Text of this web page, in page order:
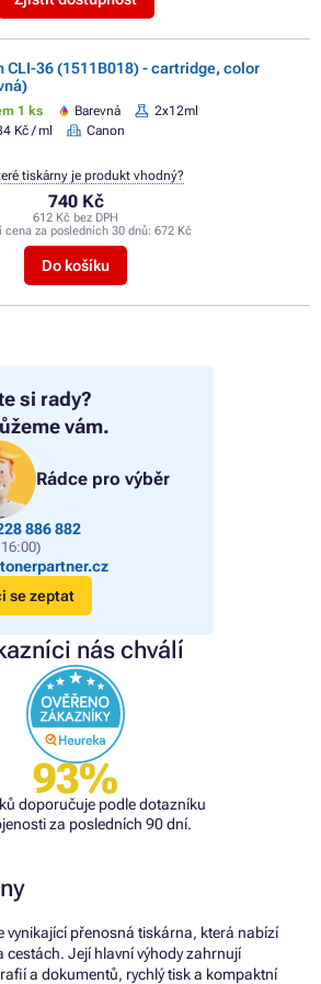
si rady?
vám.
Rádce pro výběr
886 882
se zeptat
nás chválí
93%
doporučuje podle dotazníku
za posledních 90 dní.
CLI-36 (1511B018) - cartridge, color
1 ks Barevná
2x12ml
Kč / ml
Canon
740 Kč
612 Kč bez DPH
cena za posledních 30 dnů: 672 Kč
Do košíku
tiskárny je produkt vhodný?
vynikající přenosná tiskárna, která nabízí
cestách. Její hlavní výhody zahrnují
a dokumentů, rychlý tisk a kompaktní